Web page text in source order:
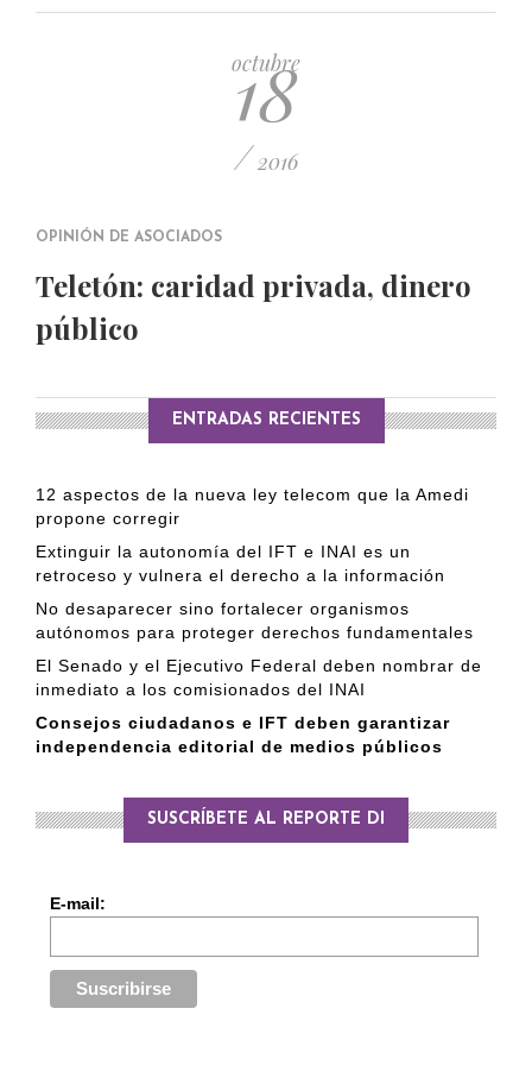
octubre
18
/ 2016
OPINIÓN DE ASOCIADOS
Teletón: caridad privada, dinero
público
ENTRADAS RECIENTES
12 aspectos de la nueva ley telecom que la Amedi
propone corregir
Extinguir la autonomía del IFT e INAI es un
retroceso y vulnera el derecho a la información
No desaparecer sino fortalecer organismos
autónomos para proteger derechos fundamentales
El Senado y el Ejecutivo Federal deben nombrar de
inmediato a los comisionados del INAI
Consejos ciudadanos e IFT deben garantizar
independencia editorial de medios públicos
SUSCRÍBETE AL REPORTE DI
E-mail: